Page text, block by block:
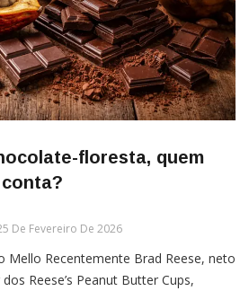
floresta, quem
De Fevereiro De 2026
Mello Recentemente Brad Reese, neto
Reese’s Peanut Butter Cups,